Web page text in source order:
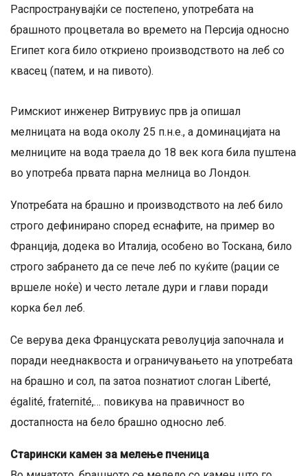
Распространувајќи се постепено, употребата на
брашното процветала во времето на Персија односно
Египет кога било откриено производството на леб со
квасец (патем, и на пивото).
Римскиот инженер Витрувиус прв ја опишал
мелницата на вода околу 25 п.н.е., а доминацијата на
мелниците на вода траела до 18 век кога била пуштена
во употреба првата парна мелница во Лондон.
Употребата на брашно и производството на леб било
строго дефинирано според еснафите, на пример во
Франција, додека во Италија, особено во Тоскана, било
строго забрането да се пече леб по куќите (рации се
вршеле ноќе) и често летале дури и глави поради
корка бел леб.
Се верува дека Француската револуција започнала и
поради нееднаквоста и ограничувањето на употребата
на брашно и сол, па затоа познатиот слоган Liberté,
égalité, fraternité,… повикува на правичност во
достапноста на бело брашно односно леб.
Старински камен за мелење пченица